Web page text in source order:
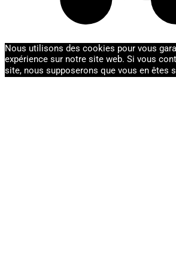
Nous utilisons des cookies pour vous
expérience sur notre site web. Si vous
site, nous supposerons que vous en êtes